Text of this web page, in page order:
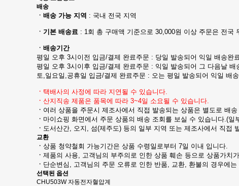
배송
ㆍ배송 가능 지역 : 국내 전국 지역
ㆍ기본 배송료 : 1회 총 구매액 기준으로 30,000원 이상 주문은 전국
ㆍ배송기간
평일 오후 3시이전 입금/결제 완료주문 : 당일 발송되어 익일 배송완
평일 오후 3시이후 입금/결제 완료주문 : 익일 발송되어 그 다음날 배
토,일요일,공휴일 입금/결제 완료주문 : 오는 평일 발송되어 익일 배
ㆍ 택배사의 사정에 따라 지연될 수 있습니다.
ㆍ 산지직송 제품은 품목에 따라 3~4일 소요될 수 있습니다.
ㆍ 여러 상품을 주문시 제조사에서 직접 발송되는 상품은 별도로 배
ㆍ 마이쇼핑 화면에서 주문 상품의 배송 조회를 보실 수 있습니다.(일
ㆍ 도서산간, 오지, 섬(제주도) 등의 일부 지역 또는 제조사에서 직접
교환
ㆍ 상품 청약철회 가능기간은 상품 수령일로부터 7일 이내 입니다.
ㆍ 제품의 사용, 고객님의 부주의로 인한 상품 훼손 등으로 상품가치
ㆍ 단순변심, 고객님의 주문 오류로 인한 반품, 교환, 환불의 경우에
선택된 옵션
CHU503W 자동전자혈압계